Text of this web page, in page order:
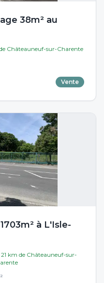
38m² au
Châteauneuf-sur-Charente
Vente
à L'Isle-
21 km de Châteauneuf-sur-